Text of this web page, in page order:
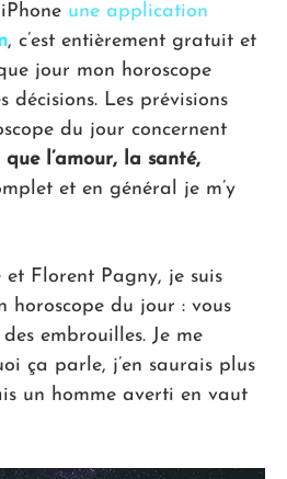
une application
, c’est entièrement gratuit et
jour mon horoscope
décisions. Les prévisions
du jour concernent
l’amour, la santé,
et en général je m’y
et Florent Pagny, je suis
horoscope du jour : vous
embrouilles. Je me
ça parle, j’en saurais plus
un homme averti en vaut